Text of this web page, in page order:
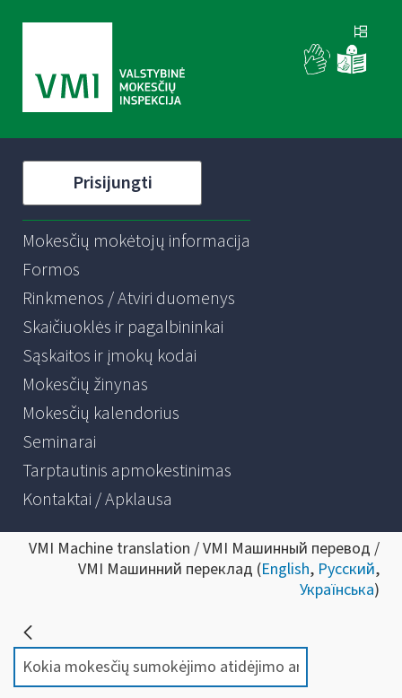
Prisijungti
Mokesčių mokėtojų informacija
Formos
Rinkmenos / Atviri duomenys
Skaičiuoklės ir pagalbininkai
Sąskaitos ir įmokų kodai
Mokesčių žinynas
Mokesčių kalendorius
Seminarai
Tarptautinis apmokestinimas
Kontaktai / Apklausa
VMI Machine translation / VMI Машинный перевод /
VMI Машинний переклад (English, Русский,
Українська)